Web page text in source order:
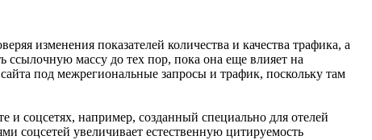
изменения показателей количества и качества трафика, а
массу до тех пор, пока она еще влияет на
под межрегиональные запросы и трафик, поскольку там
и соцсетях, например, созданный специально для отелей
соцсетей увеличивает естественную цитируемость